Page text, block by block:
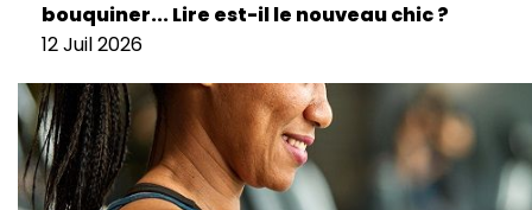
bouquiner... Lire est-il le nouveau chic ?
12 Juil 2026